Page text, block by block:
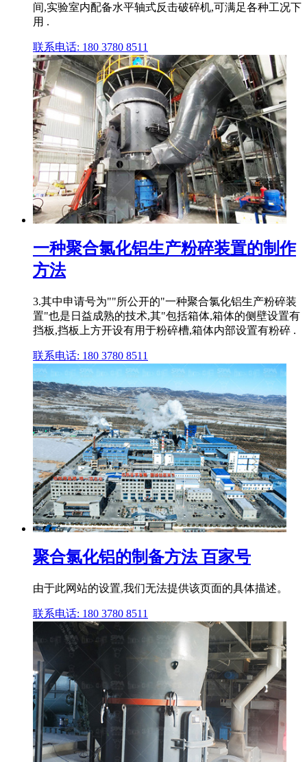
间,实验室内配备水平轴式反击破碎机,可满足各种工况下
用 .
联系电话: 180 3780 8511
一种聚合氯化铝生产粉碎装置的制作
方法
3.其中申请号为""所公开的"一种聚合氯化铝生产粉碎装
置"也是日益成熟的技术,其"包括箱体,箱体的侧壁设置有
挡板,挡板上方开设有用于粉碎槽,箱体内部设置有粉碎 .
联系电话: 180 3780 8511
聚合氯化铝的制备方法 百家号
由于此网站的设置,我们无法提供该页面的具体描述。
联系电话: 180 3780 8511